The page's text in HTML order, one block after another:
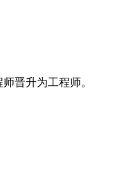
晋升为工程师。